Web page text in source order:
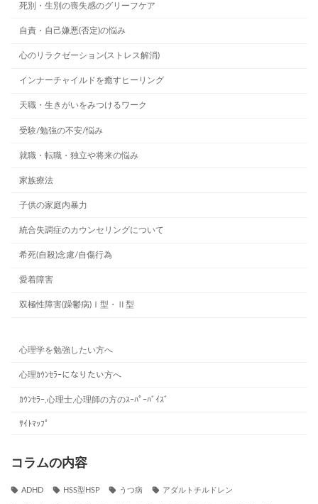
死別・生別の喪失感のグリーフケア
自責・自己嫌悪(否定)の悩み
心のリラクゼーション(ストレス解消)
インナーチャイルドを癒すヒーリング
天職・生きがいをみつけるワーク
受験/勉強の不安/悩み
就職・転職・独立や将来の悩み
家族療法
子供の家庭内暴力
統合失調症のカウンセリングについて
希死(自殺)念慮/自傷行為
愛着障害
双極性障害(躁鬱病)Ⅰ型・Ⅱ型
心理学を勉強したい方へ
心理ｶｳﾝｾﾗｰになりたい方へ
ｶｳﾝｾﾗｰ,心理士,心理師の方のｽｰﾊﾟｰﾊﾞｲｽﾞ
ｻｲﾄﾏｯﾌﾟ
コラムの内容
ADHD HSS型HSP うつ病 アダルトチルドレン